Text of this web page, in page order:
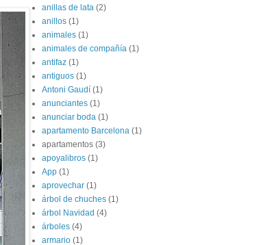
anillas de lata (2)
anillos (1)
animales (1)
animales de compañía (1)
antifaz (1)
antiguos (1)
Antoni Gaudí (1)
anunciantes (1)
anunciar boda (1)
apartamento Barcelona (1)
apartamentos (3)
apoyalibros (1)
App (1)
aprovechar (1)
árbol de chuches (1)
árbol Navidad (4)
árboles (4)
armario (1)